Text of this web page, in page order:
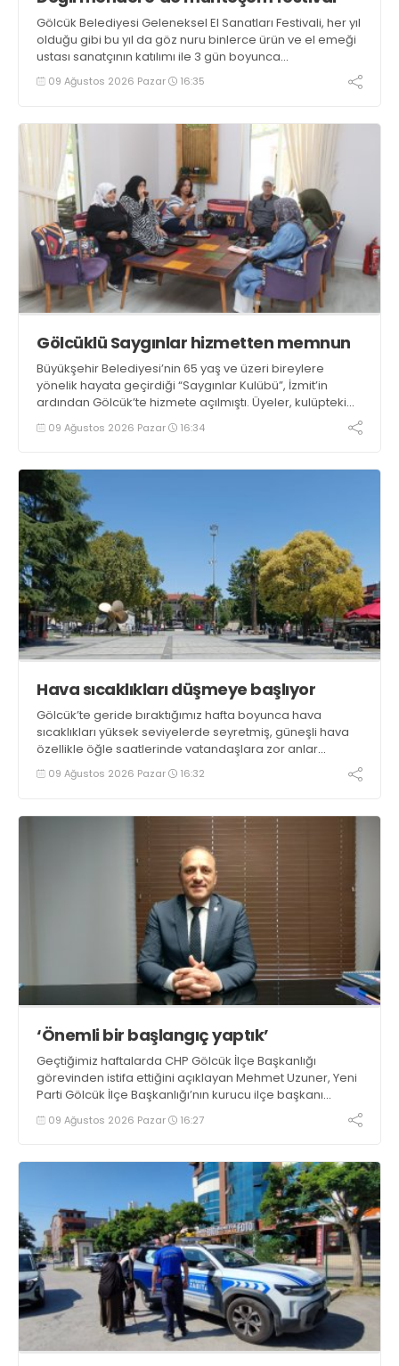
Gölcük Belediyesi Geleneksel El Sanatları Festivali, her yıl
olduğu gibi bu yıl da göz nuru binlerce ürün ve el emeği
ustası sanatçının katılımı ile 3 gün boyunca
Değirmendere İskele meydanında gerçekleştirildi
09 Ağustos 2026 Pazar 16:35
Gölcüklü Saygınlar hizmetten memnun
Büyükşehir Belediyesi’nin 65 yaş ve üzeri bireylere
yönelik hayata geçirdiği “Saygınlar Kulübü”, İzmit’in
ardından Gölcük’te hizmete açılmıştı. Üyeler, kulüpteki
hizmetlerden memnuniyetlerini ifade etti
09 Ağustos 2026 Pazar 16:34
Hava sıcaklıkları düşmeye başlıyor
Gölcük’te geride bıraktığımız hafta boyunca hava
sıcaklıkları yüksek seviyelerde seyretmiş, güneşli hava
özellikle öğle saatlerinde vatandaşlara zor anlar
yaşatmıştı. Yeni haftada sıcaklıkların bir miktar düşmesi
beklenirken parçalı bulutlu ve güneşli hava ihtimali öne
09 Ağustos 2026 Pazar 16:32
‘Önemli bir başlangıç yaptık’
Geçtiğimiz haftalarda CHP Gölcük İlçe Başkanlığı
görevinden istifa ettiğini açıklayan Mehmet Uzuner, Yeni
Parti Gölcük İlçe Başkanlığı’nın kurucu ilçe başkanı
olarak atandı. Uzuner, konuyla ilgili açıklamasında
“Önemli bir başlangıç yaptığımızı düşünüyoruz” dedi
09 Ağustos 2026 Pazar 16:27